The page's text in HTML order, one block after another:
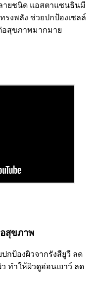
ายชนิด แอสตาแซนธินมี
งพลัง ช่วยปกป้องเซลล์
อสุขภาพมากมาย
สุขภาพ
กป้องผิวจากรังสียูวี ลด
ทำให้ผิวดูอ่อนเยาว์ ลด